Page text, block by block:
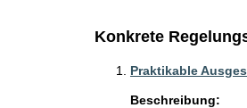
Konkrete
Praktikable
Beschreibung: